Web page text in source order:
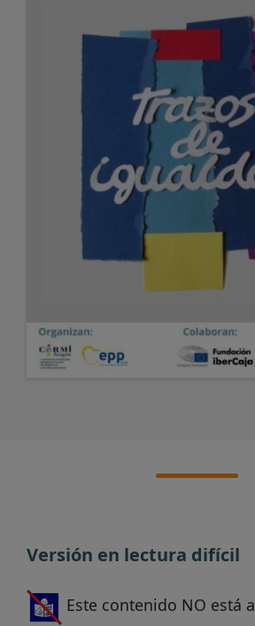
Versión en lectura difícil
Este contenido NO está